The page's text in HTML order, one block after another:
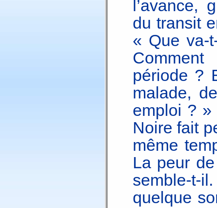
l’avance,
du transit
« Que va-
période ?
malade,
emploi ? »
Noire fait
même
La peur
semble-t-
quelque